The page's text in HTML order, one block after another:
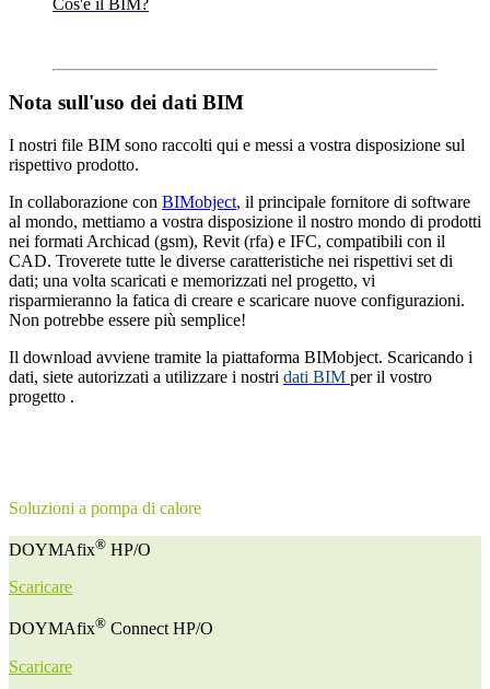
Nota sull'uso dei dati BIM
I nostri file BIM sono raccolti qui e messi a vostra disposizione sul
rispettivo prodotto.
In collaborazione con BIMobject, il principale fornitore di software
al mondo, mettiamo a vostra disposizione il nostro mondo di prodotti
nei formati Archicad (gsm), Revit (rfa) e IFC, compatibili con il
CAD. Troverete tutte le diverse caratteristiche nei rispettivi set di
dati; una volta scaricati e memorizzati nel progetto, vi
risparmieranno la fatica di creare e scaricare nuove configurazioni.
Non potrebbe essere più semplice!
Il download avviene tramite la piattaforma BIMobject. Scaricando i
dati, siete autorizzati a utilizzare i nostri dati BIM per il vostro
progetto .
Soluzioni a pompa di calore
DOYMAfix® HP/O
Scaricare
DOYMAfix® Connect HP/O
Scaricare